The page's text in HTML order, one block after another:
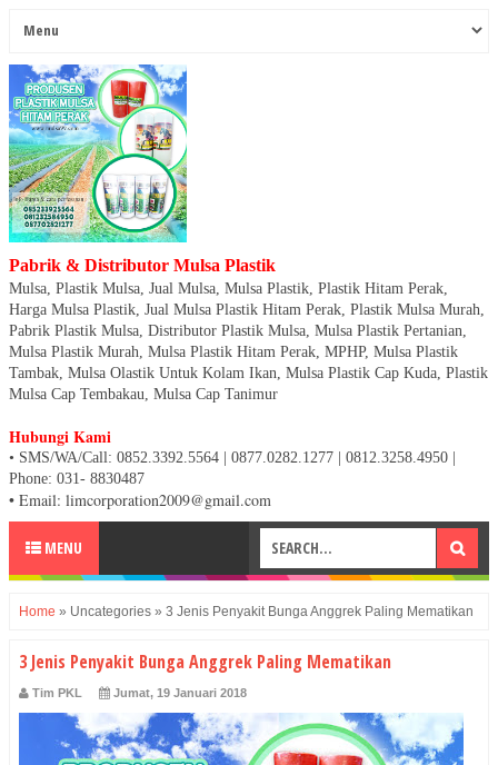
Pabrik & Distributor Mulsa Plastik
Mulsa, Plastik Mulsa, Jual Mulsa, Mulsa Plastik, Plastik Hitam Perak,
Harga Mulsa Plastik, Jual Mulsa Plastik Hitam Perak, Plastik Mulsa Murah,
Pabrik Plastik Mulsa, Distributor Plastik Mulsa, Mulsa Plastik Pertanian,
Mulsa Plastik Murah, Mulsa Plastik Hitam Perak, MPHP, Mulsa Plastik
Tambak, Mulsa Olastik Untuk Kolam Ikan, Mulsa Plastik Cap Kuda, Plastik
Mulsa Cap Tembakau, Mulsa Cap Tanimur
Hubungi Kami
• SMS/WA/Call: 0852.3392.5564 | 0877.0282.1277 | 0812.3258.4950
Phone: 031- 8830487
• Email: limcorporation2009@gmail.com
MENU
Home » Uncategories » 3 Jenis Penyakit Bunga Anggrek Paling Mematikan
3 Jenis Penyakit Bunga Anggrek Paling Mematikan
Tim PKL Jumat, 19 Januari 2018